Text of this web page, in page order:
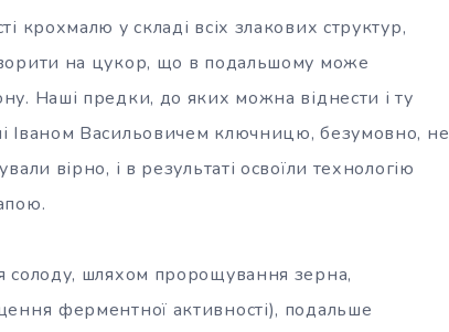
крохмалю у складі всіх злакових структур,
на цукор, що в подальшому може
Наші предки, до яких можна віднести і ту
Іваном Васильовичем ключницю, безумовно, не
вірно, і в результаті освоїли технологію
солоду, шляхом пророщування зерна,
ферментної активності), подальше